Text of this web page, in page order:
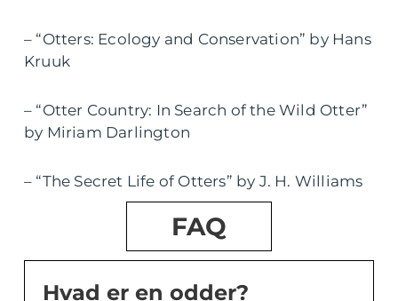
– “Otters: Ecology and Conservation” by Hans
Kruuk
– “Otter Country: In Search of the Wild Otter”
by Miriam Darlington
– “The Secret Life of Otters” by J. H. Williams
FAQ
Hvad er en odder?